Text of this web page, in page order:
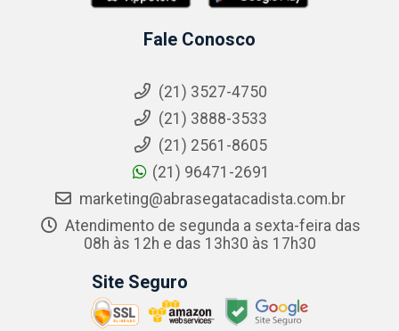
Fale Conosco
(21) 3527-4750
(21) 3888-3533
(21) 2561-8605
(21) 96471-2691
marketing@abrasegatacadista.com.br
Atendimento de segunda a sexta-feira das
08h às 12h e das 13h30 às 17h30
Site Seguro